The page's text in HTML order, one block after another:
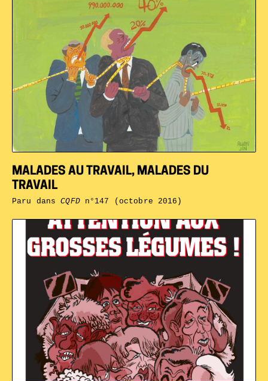
MALADES AU TRAVAIL, MALADES DU
TRAVAIL
Paru dansCQFDn°147 (octobre 2016)